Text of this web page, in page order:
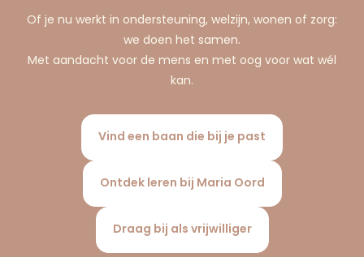
Of je nu werkt in ondersteuning, welzijn, wonen of zorg:
we doen het samen.
Met aandacht voor de mens en met oog voor wat wél
kan.
Vind een baan die bij je past
Ontdek leren bij Maria Oord
Draag bij als vrijwilliger